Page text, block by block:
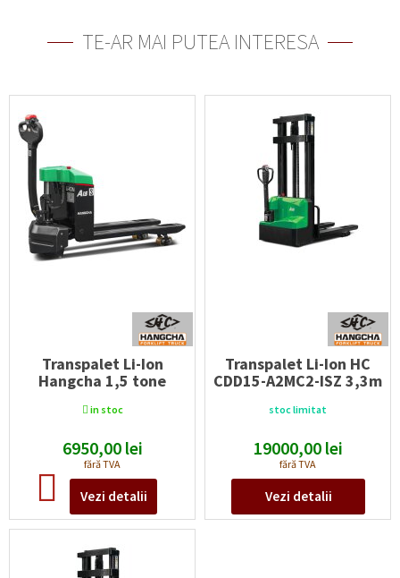
TE-AR MAI PUTEA INTERESA
Transpalet Li-Ion
Hangcha 1,5 tone
Capacitate maximă:1500
Tip acumulatori: Li-Ion
Voltaj/capacitate acumulatori:
V/Ah
in stoc
6950,00 lei
fără TVA
Vezi detalii
Transpalet Li-Ion HC
CDD15-A2MC2-ISZ 3,3m
Capacitate maximă:1500
Tip acumulatori:Li-Ion
Voltaj/capacitate acumulatori:
24V/60AhV/Ah
stoc limitat
19000,00 lei
fără TVA
Vezi detalii